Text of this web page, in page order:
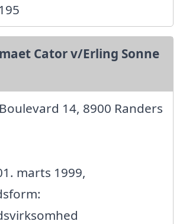
Cator v/Erling Sonne
14, 8900 Randers
marts 1999,